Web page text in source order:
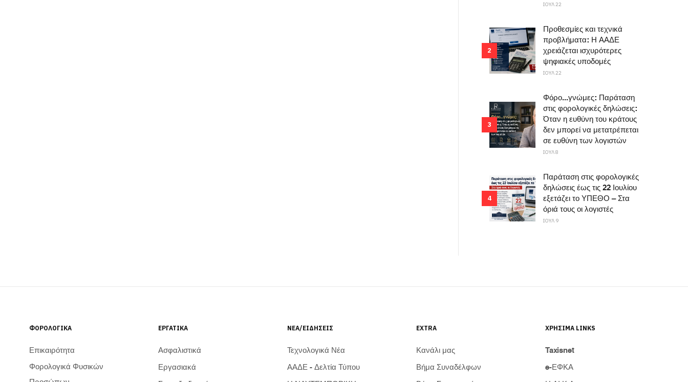
ΙΟΥΛ 22
2
Προθεσμίες και τεχνικά
προβλήματα: Η ΑΑΔΕ
χρειάζεται ισχυρότερες
ψηφιακές υποδομές
ΙΟΥΛ 22
3
Φόρο...γνώμες: Παράταση
στις φορολογικές δηλώσεις:
Όταν η ευθύνη του κράτους
δεν μπορεί να μετατρέπεται
σε ευθύνη των λογιστών
ΙΟΥΛ 8
4
Παράταση στις φορολογικές
δηλώσεις έως τις 22 Ιουλίου
εξετάζει το ΥΠΕΘΟ – Στα
όριά τους οι λογιστές
ΙΟΥΛ 9
ΦΟΡΟΛΟΓΙΚΆ
Επικαιρότητα
Φορολογικά Φυσικών
ΕΡΓΑΤΙΚΆ
Ασφαλιστικά
Εργασιακά
ΝΈΑ/ΕΙΔΉΣΕΙΣ
Τεχνολογικά Νέα
ΑΑΔΕ - Δελτία Τύπου
EXTRA
Κανάλι μας
Βήμα Συναδέλφων
ΧΡΉΣΙΜΑ LINKS
Taxisnet
e-ΕΦΚΑ